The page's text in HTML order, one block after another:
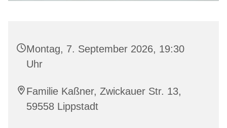
Montag, 7. September 2026, 19:30
Uhr
Familie Kaßner, Zwickauer Str. 13,
59558 Lippstadt